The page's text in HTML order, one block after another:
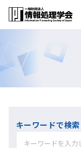
キーワードで検索